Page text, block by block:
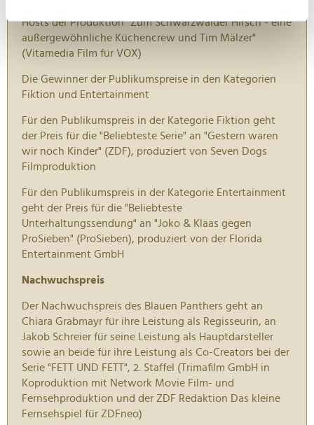
bestimmten Merkmalen (Fingerprinting) identifizieren
Erfahren Sie mehr darüber, wie Ihre persönlichen Daten
Abschnitt Einzelheiten
Wir verwenden Cookies, um Inhalte und Anzeigen zu
personalisieren, Funktionen für soziale Medien anbieten
zu können und die Zugriffe auf unsere Website zu
analysieren. Außerdem geben wir Informationen zu Ihrer
Verwendung unserer Website an unsere Partner für
soziale Medien, Werbung und Analysen weiter. Unsere
Partner führen diese Informationen möglicherweise mit
weiteren Daten zusammen, die Sie ihnen bereitgestellt
haben oder die sie im Rahmen Ihrer Nutzung der Dienste
gesammelt haben.
Hosts der Produktion "Zum Schwarzwälder Hirsch - eine
außergewöhnliche Küchencrew und Tim Mälzer"
(Vitamedia Film für VOX)
Die Gewinner der Publikumspreise in den Kategorien
Fiktion und Entertainment
Für den Publikumspreis in der Kategorie Fiktion geht
der Preis für die "Beliebteste Serie" an "Gestern waren
wir noch Kinder" (ZDF), produziert von Seven Dogs
Filmproduktion
Für den Publikumspreis in der Kategorie Entertainment
geht der Preis für die "Beliebteste
Unterhaltungssendung" an "Joko & Klaas gegen
ProSieben" (ProSieben), produziert von der Florida
Entertainment GmbH
Nachwuchspreis
Der Nachwuchspreis des Blauen Panthers geht an
Chiara Grabmayr für ihre Leistung als Regisseurin, an
Jakob Schreier für seine Leistung als Hauptdarsteller
sowie an beide für ihre Leistung als Co-Creators bei der
Serie "FETT UND FETT", 2. Staffel (Trimafilm GmbH in
Koproduktion mit Network Movie Film- und
Fernsehproduktion und der ZDF Redaktion Das kleine
Fernsehspiel für ZDFneo)